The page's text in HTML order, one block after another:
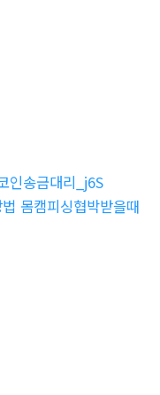
송금대리_j6S
몸캠피싱협박받을때